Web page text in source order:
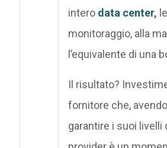
intero data center,
monitoraggio, alla
l’equivalente di una
Il risultato?
fornitore che,
garantire i suoi